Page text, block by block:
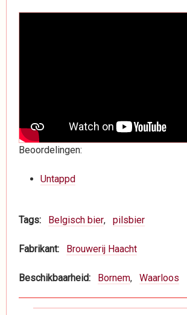
Beoordelingen:
Untappd
Tags Belgisch bier pilsbier
Fabrikant Brouwerij Haacht
Beschikbaarheid Bornem Waarloos